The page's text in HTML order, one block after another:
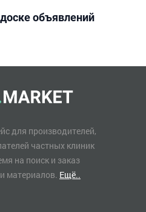
объявлений
для производителей,
частных клиник
на поиск и заказ
материалов. Ещё..